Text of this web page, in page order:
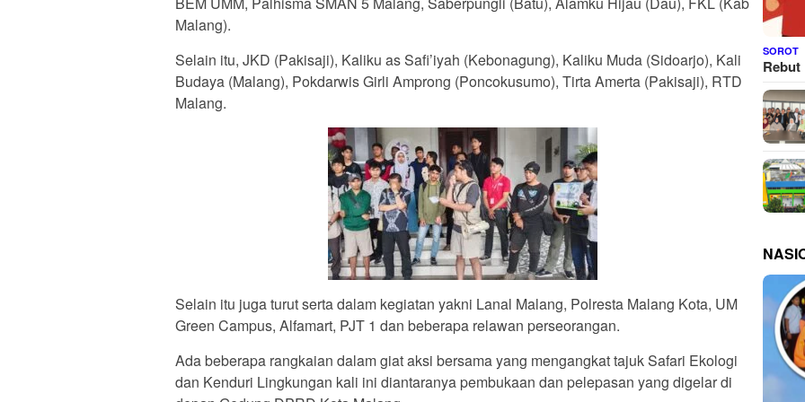
Malang).
Selain itu, JKD (Pakisaji), Kaliku as Safi’iyah (Kebonagung), ⁠Kaliku Muda (Sidoarjo), Kali
Budaya (Malang), Pokdarwis Girli Amprong (Poncokusumo), Tirta Amerta (Pakisaji), RTD
Malang.
Selain itu juga turut serta dalam kegiatan yakni Lanal Malang, Polresta Malang Kota, UM
Green Campus, Alfamart, PJT 1 dan beberapa relawan perseorangan.
Ada beberapa rangkaian dalam giat aksi bersama yang mengangkat tajuk Safari Ekologi
dan Kenduri Lingkungan kali ini diantaranya pembukaan dan pelepasan yang digelar di
SOROT
Rebut